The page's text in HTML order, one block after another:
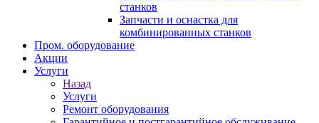
станков
Запчасти и оснастка для
комбинированных станков
Пром. оборудование
Акции
Услуги
Назад
Услуги
Ремонт оборудования